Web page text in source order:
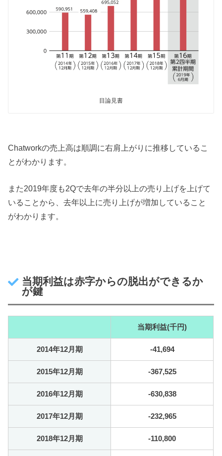
目論見書
Chatworkの売上高は順調に右肩上がりに推移しているこ
とがわかります。
また2019年度も2Qで去年の半分以上の売り上げを上げて
いることから、去年以上に売り上げが増加していること
がわかります。
当期利益は赤字からの脱出ができるか
が鍵
当期利益(千円)
2014年12月期 -41,694
2015年12月期 -367,525
2016年12月期 -630,838
2017年12月期 -232,965
2018年12月期 -110,800